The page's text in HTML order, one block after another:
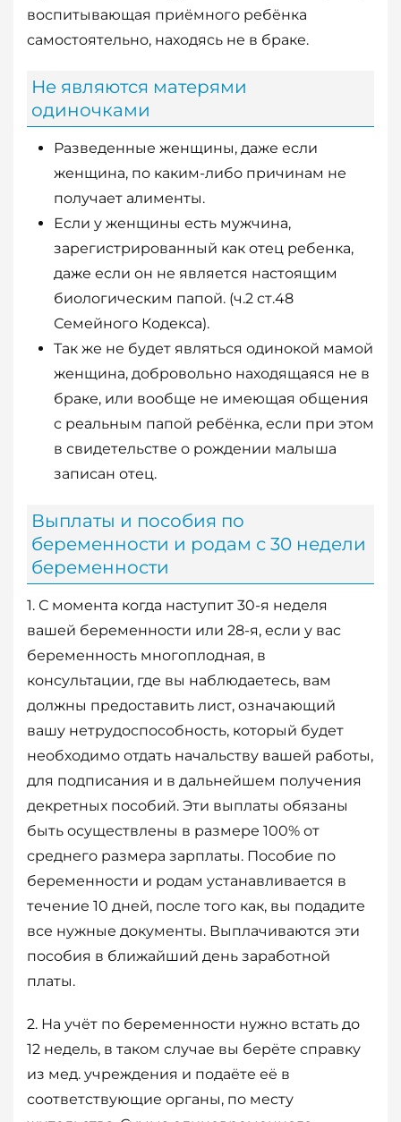
воспитывающая приёмного ребёнка
самостоятельно, находясь не в браке.
Не являются матерями
одиночками
Разведенные женщины, даже если
женщина, по каким-либо причинам не
получает алименты.
Если у женщины есть мужчина,
зарегистрированный как отец ребенка,
даже если он не является настоящим
биологическим папой. (ч.2 ст.48
Семейного Кодекса).
Так же не будет являться одинокой мамой
женщина, добровольно находящаяся не в
браке, или вообще не имеющая общения
с реальным папой ребёнка, если при этом
в свидетельстве о рождении малыша
записан отец.
Выплаты и пособия по
беременности и родам с 30 недели
беременности
1. С момента когда наступит 30-я неделя
вашей беременности или 28-я, если у вас
беременность многоплодная, в
консультации, где вы наблюдаетесь, вам
должны предоставить лист, означающий
вашу нетрудоспособность, который будет
необходимо отдать начальству вашей работы,
для подписания и в дальнейшем получения
декретных пособий. Эти выплаты обязаны
быть осуществлены в размере 100% от
среднего размера зарплаты. Пособие по
беременности и родам устанавливается в
течение 10 дней, после того как, вы подадите
все нужные документы. Выплачиваются эти
пособия в ближайший день заработной
платы.
2. На учёт по беременности нужно встать до
12 недель, в таком случае вы берёте справку
из мед. учреждения и подаёте её в
соответствующие органы, по месту